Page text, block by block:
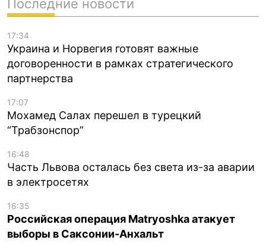
Последние новости
17:34
Украина и Норвегия готовят важные
договоренности в рамках стратегического
партнерства
17:07
Мохамед Салах перешел в турецкий
“Трабзонспор”
16:48
Часть Львова осталась без света из-за аварии
в электросетях
16:35
Российская операция Matryoshka атакует
выборы в Саксонии-Анхальт